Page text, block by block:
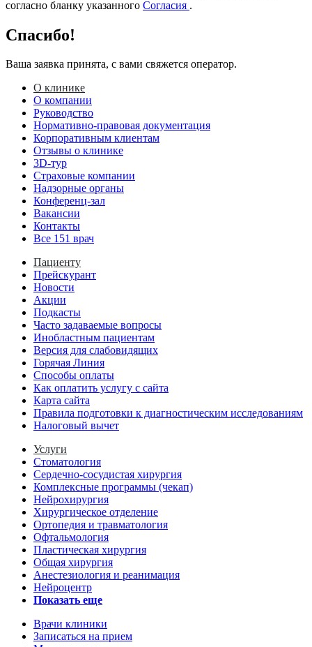
согласно бланку указанного Согласия .
Спасибо!
Ваша заявка принята, с вами свяжется оператор.
О клинике
О компании
Руководство
Нормативно-правовая документация
Корпоративным клиентам
Отзывы о клинике
3D-тур
Страховые компании
Надзорные органы
Конференц-зал
Вакансии
Контакты
Все 151 врач
Пациенту
Прейскурант
Новости
Акции
Подкасты
Часто задаваемые вопросы
Инобластным пациентам
Версия для слабовидящих
Горячая Линия
Способы оплаты
Как оплатить услугу с сайта
Карта сайта
Правила подготовки к диагностическим исследованиям
Налоговый вычет
Услуги
Стоматология
Сердечно-сосудистая хирургия
Комплексные программы (чекап)
Нейрохирургия
Хирургическое отделение
Ортопедия и травматология
Офтальмология
Пластическая хирургия
Общая хирургия
Анестезиология и реанимация
Нейроцентр
Показать еще
Врачи клиники
Записаться на прием